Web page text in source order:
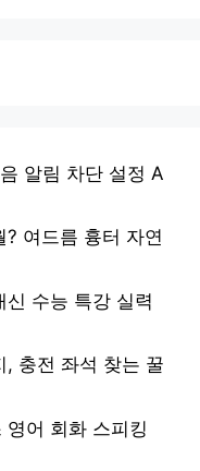
알림 차단 설정 A
여드름 흉터 자연
수능 특강 실력
, 충전 좌석 찾는 꿀
영어 회화 스피킹